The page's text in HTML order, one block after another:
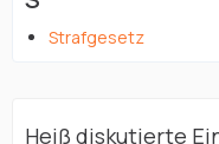
Strafgesetz
Heiß diskutierte